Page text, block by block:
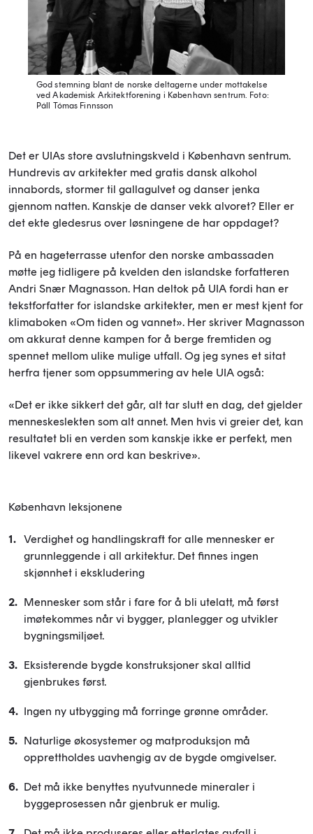
God stemning blant de norske deltagerne under mottakelse
ved Akademisk Arkitektforening i København sentrum. Foto:
Páll Tómas Finnsson
Det er UIAs store avslutningskveld i København sentrum.
Hundrevis av arkitekter med gratis dansk alkohol
innabords, stormer til gallagulvet og danser jenka
gjennom natten. Kanskje de danser vekk alvoret? Eller er
det ekte gledesrus over løsningene de har oppdaget?
På en hageterrasse utenfor den norske ambassaden
møtte jeg tidligere på kvelden den islandske forfatteren
Andri Snær Magnasson. Han deltok på UIA fordi han er
tekstforfatter for islandske arkitekter, men er mest kjent for
klimaboken «Om tiden og vannet». Her skriver Magnasson
om akkurat denne kampen for å berge fremtiden og
spennet mellom ulike mulige utfall. Og jeg synes et sitat
herfra tjener som oppsummering av hele UIA også:
«Det er ikke sikkert det går, alt tar slutt en dag, det gjelder
menneskeslekten som alt annet. Men hvis vi greier det, kan
resultatet bli en verden som kanskje ikke er perfekt, men
likevel vakrere enn ord kan beskrive».
København leksjonene
Verdighet og handlingskraft for alle mennesker er
grunnleggende i all arkitektur. Det finnes ingen
skjønnhet i ekskludering
Mennesker som står i fare for å bli utelatt, må først
imøtekommes når vi bygger, planlegger og utvikler
bygningsmiljøet.
Eksisterende bygde konstruksjoner skal alltid
gjenbrukes først.
Ingen ny utbygging må forringe grønne områder.
Naturlige økosystemer og matproduksjon må
opprettholdes uavhengig av de bygde omgivelser.
Det må ikke benyttes nyutvunnede mineraler i
byggeprosessen når gjenbruk er mulig.